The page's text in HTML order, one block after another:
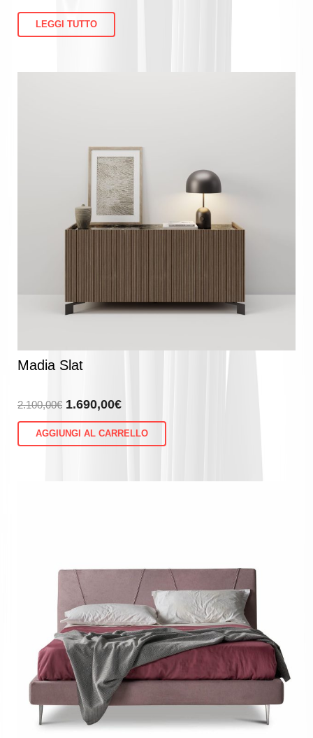
LEGGI TUTTO
Madia Slat
2.100,00€ Il
prezzo
originale
1.690,00€Il
prezzo
attuale
AGGIUNGI AL CARRELLO